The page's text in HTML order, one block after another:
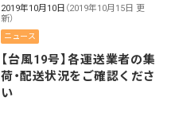
2019年10月10日 （2019年10月15日 更
新）
ニュース
【台風19号】各運送業者の集
荷・配送状況をご確認くださ
い